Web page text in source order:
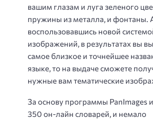
вашим глазам и луга зеленого
пружины из металла, и фонтаны.
воспользовавшись новой
изображений, в результатах вы
самое близкое и точнейшее
языке, то на выдаче сможете
нужные вам тематические
За основу программы PanImages
350 он-лайн словарей, и немало